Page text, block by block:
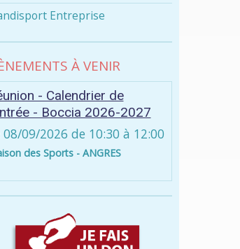
Entreprise
À VENIR
- Calendrier de
- Boccia 2026-2027
08/09/2026 de 10:30 à 12:00
des Sports - ANGRES